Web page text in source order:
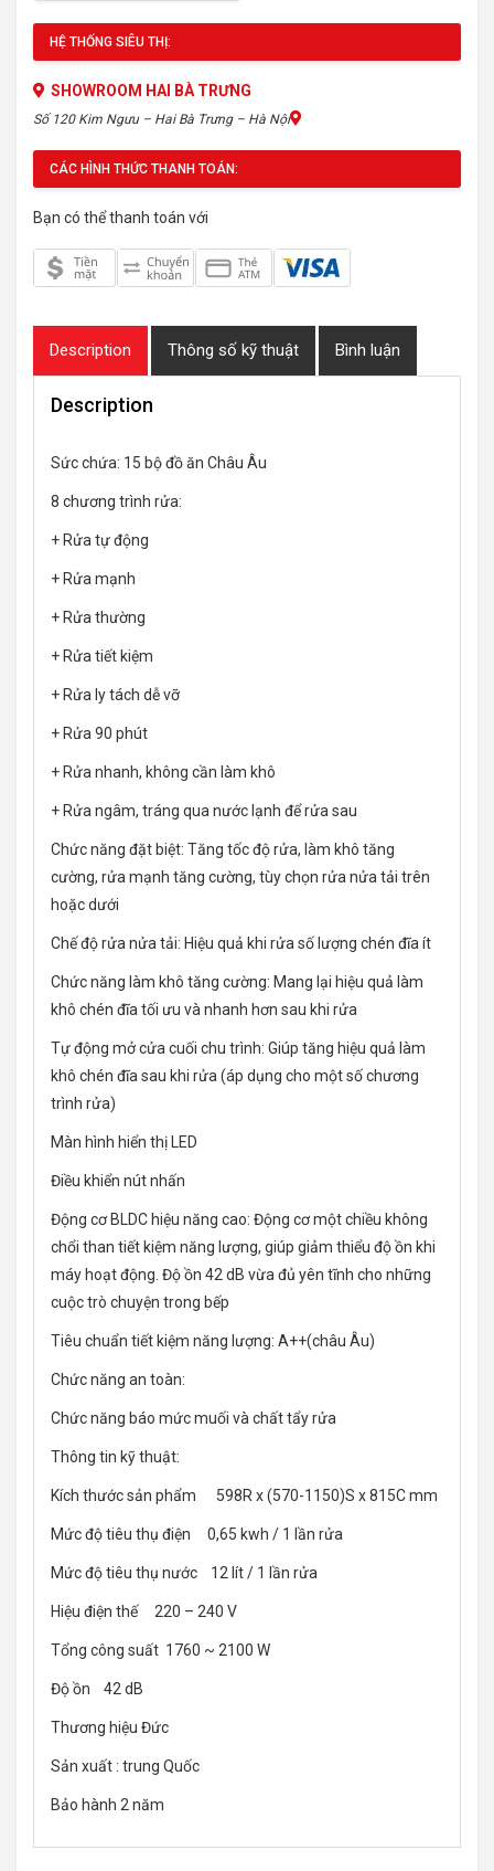
HỆ THỐNG SIÊU THỊ:
SHOWROOM HAI BÀ TRƯNG
Số 120 Kim Ngưu – Hai Bà Trưng – Hà Nội
CÁC HÌNH THỨC THANH TOÁN:
Bạn có thể thanh toán với
Description Thông số kỹ thuật Bình luận
Description
Sức chứa: 15 bộ đồ ăn Châu Âu
8 chương trình rửa:
+ Rửa tự động
+ Rửa mạnh
+ Rửa thường
+ Rửa tiết kiệm
+ Rửa ly tách dễ vỡ
+ Rửa 90 phút
+ Rửa nhanh, không cần làm khô
+ Rửa ngâm, tráng qua nước lạnh để rửa sau
Chức năng đặt biệt: Tăng tốc độ rửa, làm khô tăng
cường, rửa mạnh tăng cường, tùy chọn rửa nửa tải trên
hoặc dưới
Chế độ rửa nửa tải: Hiệu quả khi rửa số lượng chén đĩa ít
Chức năng làm khô tăng cường: Mang lại hiệu quả làm
khô chén đĩa tối ưu và nhanh hơn sau khi rửa
Tự động mở cửa cuối chu trình: Giúp tăng hiệu quả làm
khô chén đĩa sau khi rửa (áp dụng cho một số chương
trình rửa)
Màn hình hiển thị LED
Điều khiển nút nhấn
Động cơ BLDC hiệu năng cao: Động cơ một chiều không
chổi than tiết kiệm năng lượng, giúp giảm thiểu độ ồn khi
máy hoạt động. Độ ồn 42 dB vừa đủ yên tĩnh cho những
cuộc trò chuyện trong bếp
Tiêu chuẩn tiết kiệm năng lượng: A++(châu Âu)
Chức năng an toàn:
Chức năng báo mức muối và chất tẩy rửa
Thông tin kỹ thuật:
Kích thước sản phẩm 598R x (570-1150)S x 815C mm
Mức độ tiêu thụ điện 0,65 kwh / 1 lần rửa
Mức độ tiêu thụ nước 12 lít / 1 lần rửa
Hiệu điện thế 220 – 240 V
Tổng công suất 1760 ~ 2100 W
Độ ồn 42 dB
Thương hiệu Đức
Sản xuất : trung Quốc
Bảo hành 2 năm